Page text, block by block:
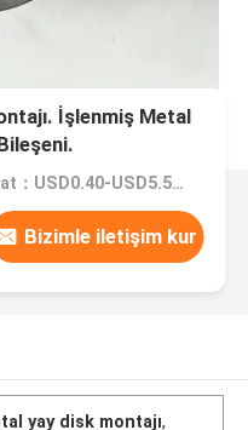
İşlenmiş Metal
Fiyat：USD0.40-USD5.50/pcs
Bizimle iletişim kur
yay disk montajı,